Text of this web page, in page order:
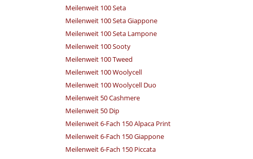
Meilenweit 100 Seta
Meilenweit 100 Seta Giappone
Meilenweit 100 Seta Lampone
Meilenweit 100 Sooty
Meilenweit 100 Tweed
Meilenweit 100 Woolycell
Meilenweit 100 Woolycell Duo
Meilenweit 50 Cashmere
Meilenweit 50 Dip
Meilenweit 6-Fach 150 Alpaca Print
Meilenweit 6-Fach 150 Giappone
Meilenweit 6-Fach 150 Piccata